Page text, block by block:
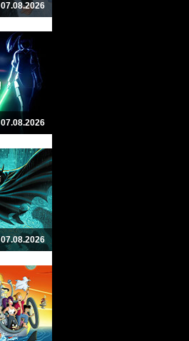
07.08.2026
07.08.2026
07.08.2026